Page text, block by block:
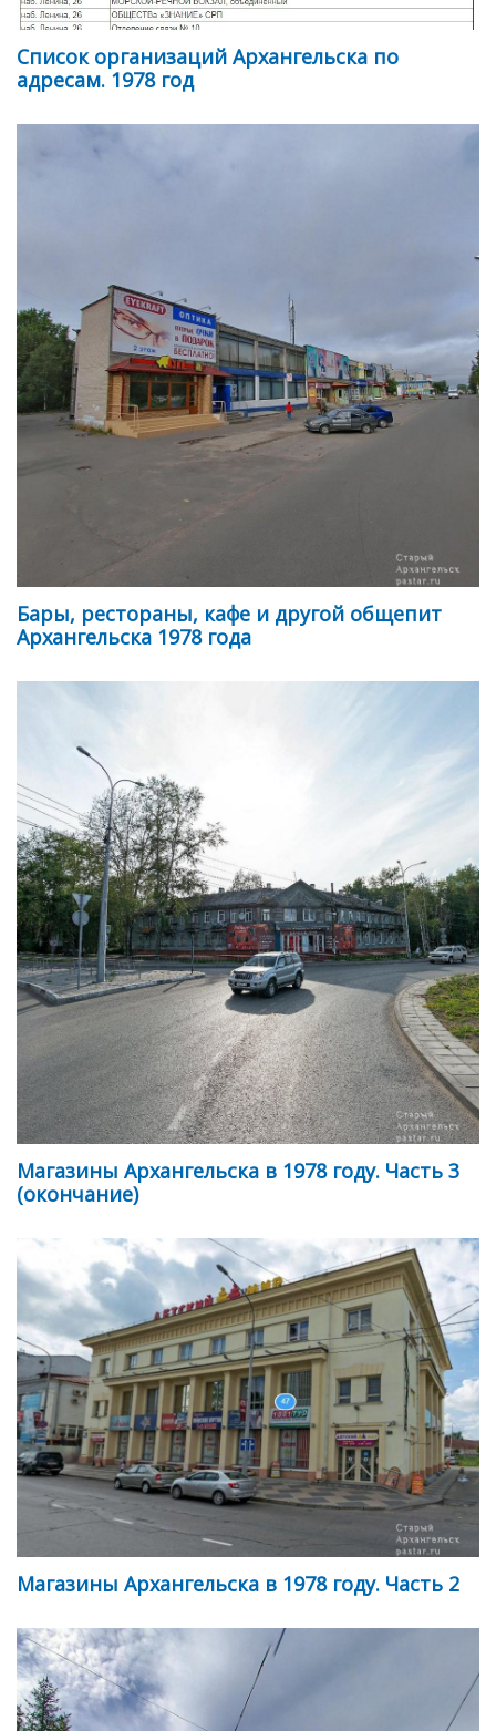
Список организаций Архангельска по
адресам. 1978 год
Бары, рестораны, кафе и другой общепит
Архангельска 1978 года
Магазины Архангельска в 1978 году. Часть 3
(окончание)
Магазины Архангельска в 1978 году. Часть 2